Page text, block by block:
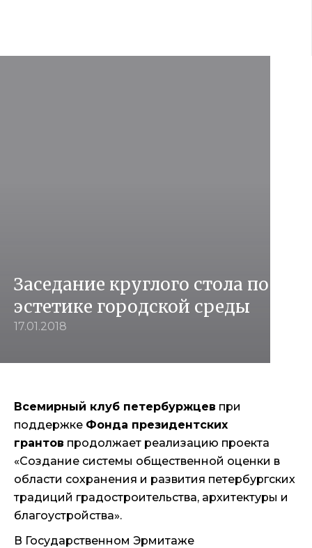
Заседание круглого стола по
эстетике городской среды
17.01.2018
Всемирный клуб петербуржцев при
поддержке Фонда президентских
грантов продолжает реализацию проекта
«Создание системы общественной оценки в
области сохранения и развития петербургских
традиций градостроительства, архитектуры и
благоустройства».
В Государственном Эрмитаже